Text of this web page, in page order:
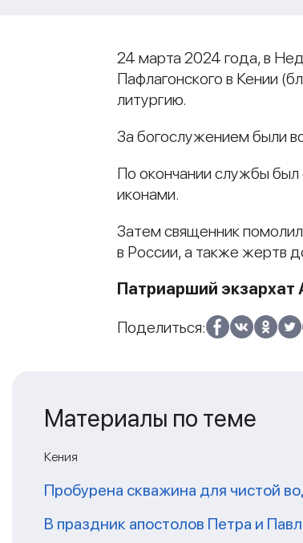
24 марта 2024 года, в
Пафлагонского в Кении
литургию.
За богослужением были
По окончании службы был
иконами.
Затем священник
в России, а также жертв
Патриарший экзархат
Поделиться:
Материалы по теме
Кения
Пробурена скважина для чистой
В праздник апостолов Петра и